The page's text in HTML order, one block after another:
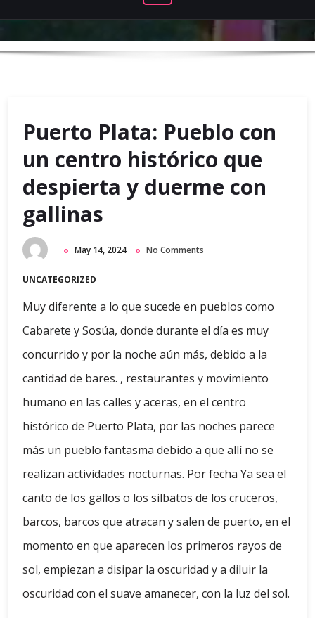
Puerto Plata: Pueblo con
un centro histórico que
despierta y duerme con
gallinas
May 14, 2024 No Comments
UNCATEGORIZED
Muy diferente a lo que sucede en pueblos como
Cabarete y Sosúa, donde durante el día es muy
concurrido y por la noche aún más, debido a la
cantidad de bares. , restaurantes y movimiento
humano en las calles y aceras, en el centro
histórico de Puerto Plata, por las noches parece
más un pueblo fantasma debido a que allí no se
realizan actividades nocturnas. Por fecha Ya sea el
canto de los gallos o los silbatos de los cruceros,
barcos, barcos que atracan y salen de puerto, en el
momento en que aparecen los primeros rayos de
sol, empiezan a disipar la oscuridad y a diluir la
oscuridad con el suave amanecer, con la luz del sol.